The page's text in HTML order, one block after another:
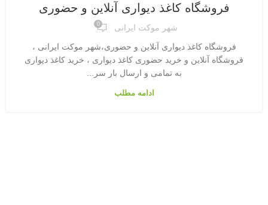
فروشگاه کاغذ دیواری آنلاین و حضوری
شهر موکت ایرانی 0
فروشگاه کاغذ دیواری آنلاین و حضوری،شهر موکت ایرانی ،
فروشگاه آنلاین و خرید حضوری کاغذ دیواری ، خرید کاغذ دیواری
به تمامی و ارسال بار سر...
ادامه مطلب